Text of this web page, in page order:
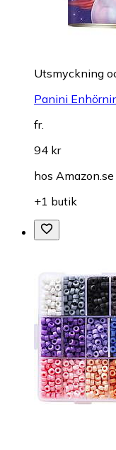
Utsmyckning
Panini
fr.
94 kr
hos Amazon.se
+1 butik